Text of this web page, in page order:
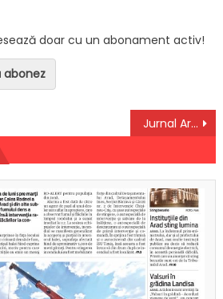
doar cu un abonament activ!
abonez
articole Jurnal Arădean 19.11.2020